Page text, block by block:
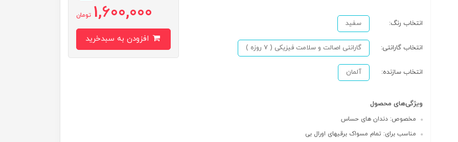
انتخاب رنگ: سفید
انتخاب گارانتی: گارانتی اصالت و سلامت فیزیکی ( 7 روزه )
انتخاب سازنده: آلمان
ویژگی‌های محصول
مخصوص: دندان های حساس
مناسب برای: تمام مسواک برقیهای اورال بی
1,600,000 تومان